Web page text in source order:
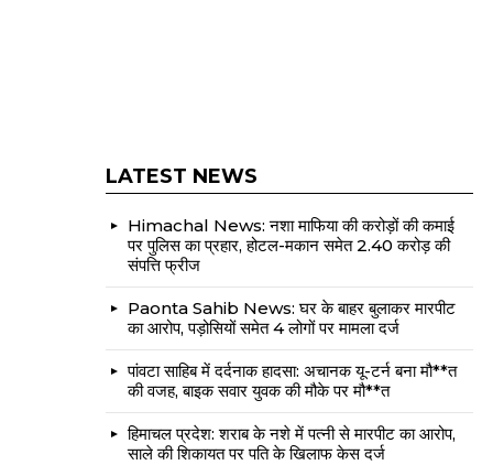
LATEST NEWS
Himachal News: नशा माफिया की करोड़ों की कमाई
पर पुलिस का प्रहार, होटल-मकान समेत 2.40 करोड़ की
संपत्ति फ्रीज
Paonta Sahib News: घर के बाहर बुलाकर मारपीट
का आरोप, पड़ोसियों समेत 4 लोगों पर मामला दर्ज
पांवटा साहिब में दर्दनाक हादसा: अचानक यू-टर्न बना मौ**त
की वजह, बाइक सवार युवक की मौके पर मौ**त
हिमाचल प्रदेश: शराब के नशे में पत्नी से मारपीट का आरोप,
साले की शिकायत पर पति के खिलाफ केस दर्ज